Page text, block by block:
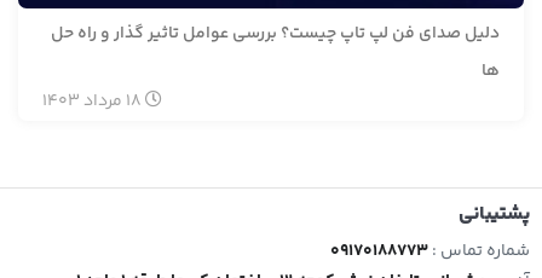
دلیل صدای فن لپ تاپ چیست؟ بررسی عوامل تاثیر گذار و راه حل
ها
18 مرداد 1403
پشتیبانی
شماره تماس :09170188773